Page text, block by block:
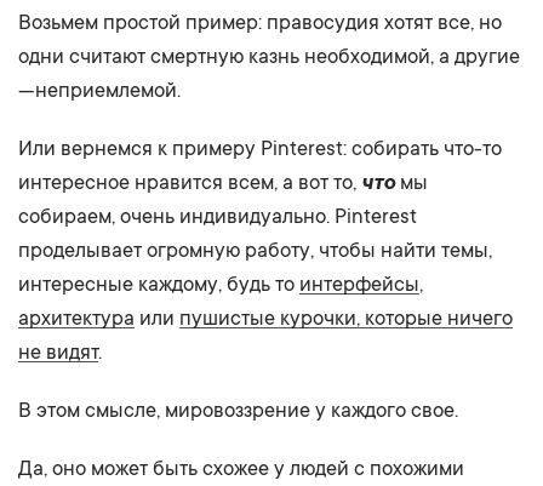
Возьмем простой пример: правосудия хотят все, но
одни считают смертную казнь необходимой, а другие
— неприемлемой.
Или вернемся к примеру Pinterest: собирать что-то
интересное нравится всем, а вот то, что мы
собираем, очень индивидуально. Pinterest
проделывает огромную работу, чтобы найти темы,
интересные каждому, будь то интерфейсы,
архитектура или пушистые курочки, которые ничего
не видят.
В этом смысле, мировоззрение у каждого свое.
Да, оно может быть схожее у людей с похожими